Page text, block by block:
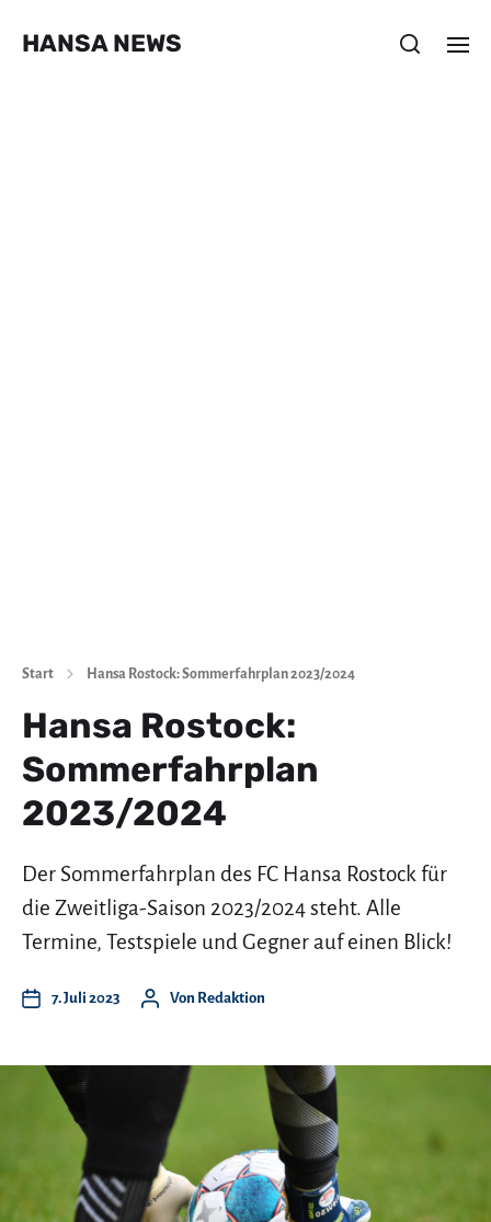
HANSA NEWS
Start Hansa Rostock: Sommerfahrplan 2023/2024
Hansa Rostock:
Sommerfahrplan
2023/2024
Der Sommerfahrplan des FC Hansa Rostock für
die Zweitliga-Saison 2023/2024 steht. Alle
Termine, Testspiele und Gegner auf einen Blick!
7. Juli 2023 Von Redaktion